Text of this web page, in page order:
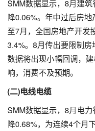
SMM数据显示，8月建
降0.06%。年中过后房
至7月，全国房地产开发
3.4%。8月传出要限制
数据将出现小幅回调，
响，消费不及预期。
(二)电线电缆
SMM数据显示，8月电
降0.68%，为连续4个月